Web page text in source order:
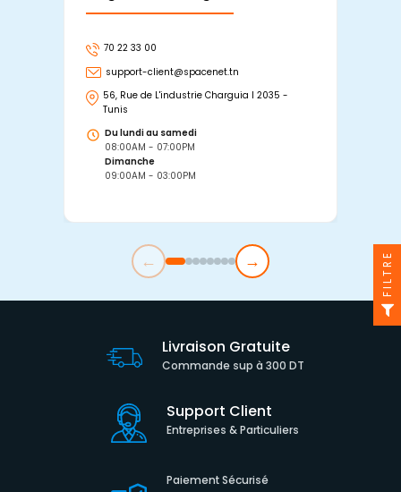
70 22 33 00
support-client@spacenet.tn
56, Rue de L'industrie Charguia I 2035 -
Tunis
Du lundi au samedi
08:00AM - 07:00PM
Dimanche
09:00AM - 03:00PM
← →
Livraison Gratuite
Commande sup à 300 DT
Support Client
Entreprises & Particuliers
Paiement Sécurisé
FILTRE